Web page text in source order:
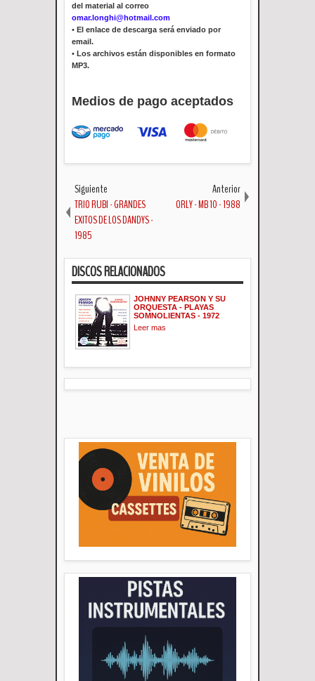
del material al correo
omar.longhi@hotmail.com
• El enlace de descarga será enviado por
email.
• Los archivos están disponibles en formato
MP3.
Medios de pago aceptados
Siguiente
TRIO RUBI - GRANDES
EXITOS DE LOS DANDYS -
1985
Anterior
ORLY - MB 10 - 1988
DISCOS RELACIONADOS
JOHNNY PEARSON Y SU
ORQUESTA - PLAYAS
SOMNOLIENTAS - 1972
Leer mas